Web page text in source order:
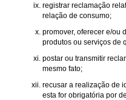
registrar reclamação
relação de consumo;
promover, oferecer e/ou
produtos ou serviços de
postar ou transmitir
mesmo fato;
recusar a realização de
esta for obrigatória por